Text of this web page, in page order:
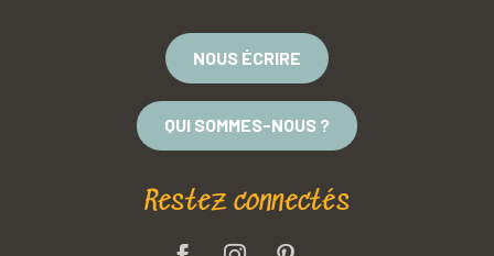
NOUS ÉCRIRE
QUI SOMMES-NOUS ?
Restez connectés